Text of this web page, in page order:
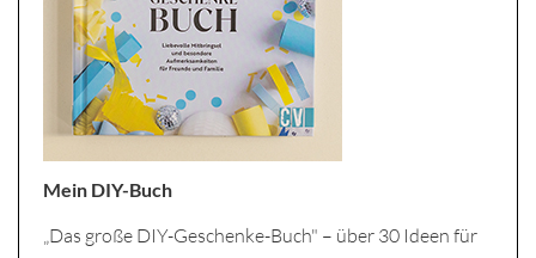
Mein DIY-Buch
„Das große DIY-Geschenke-Buch" – über 30 Ideen für